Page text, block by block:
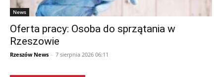
News
Oferta pracy: Osoba do sprzątania w
Rzeszowie
Rzeszów News - 7 sierpnia 2026 06:11